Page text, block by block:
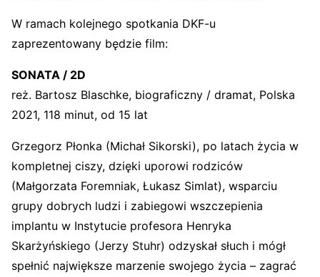
W ramach kolejnego spotkania DKF-u
zaprezentowany będzie film:
SONATA / 2D
reż. Bartosz Blaschke, biograficzny / dramat, Polska
2021, 118 minut, od 15 lat
Grzegorz Płonka (Michał Sikorski), po latach życia w
kompletnej ciszy, dzięki uporowi rodziców
(Małgorzata Foremniak, Łukasz Simlat), wsparciu
grupy dobrych ludzi i zabiegowi wszczepienia
implantu w Instytucie profesora Henryka
Skarżyńskiego (Jerzy Stuhr) odzyskał słuch i mógł
spełnić największe marzenie swojego życia – zagrać